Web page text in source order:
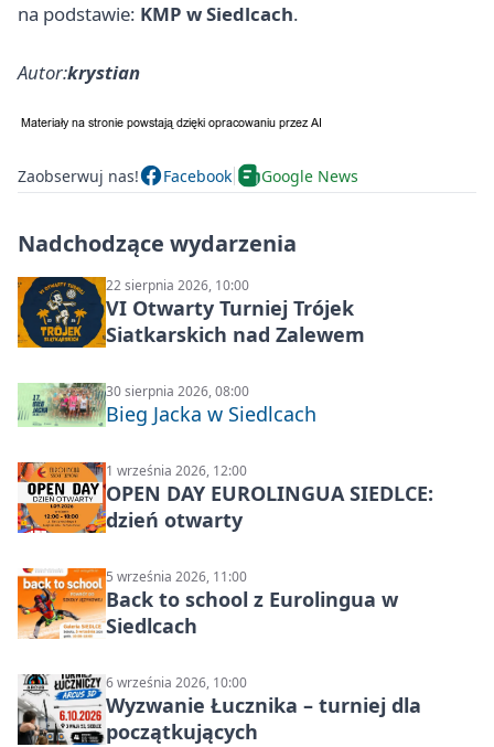
na podstawie: KMP w Siedlcach.
Autor:krystian
Zaobserwuj nas! Facebook Google News
Nadchodzące wydarzenia
22 sierpnia 2026, 10:00
VI Otwarty Turniej Trójek
Siatkarskich nad Zalewem
30 sierpnia 2026, 08:00
Bieg Jacka w Siedlcach
1 września 2026, 12:00
OPEN DAY EUROLINGUA SIEDLCE:
dzień otwarty
5 września 2026, 11:00
Back to school z Eurolingua w
Siedlcach
6 września 2026, 10:00
Wyzwanie Łucznika – turniej dla
początkujących